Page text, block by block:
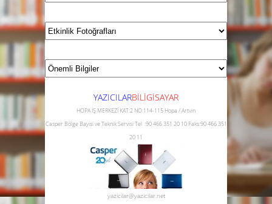
YAZICILARBİLİGİSAYAR
HOPA İŞ MERKEZİ KAT:2 NO:114-115 Hopa / Artvin
Casper Bölge Bayisi ve Teknik ServisiTel :90 466 351 20 10 Faks:90 466 351
20 11
yazicilar@yazicilar.net